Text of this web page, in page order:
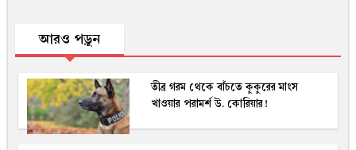
আরও পড়ুন
তীব্র গরম থেকে বাঁচতে কুকুরের মাংস
খাওয়ার পরামর্শ উ. কোরিয়ার!